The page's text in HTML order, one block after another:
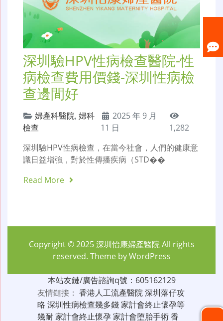
深圳驗HPV性病檢查醫院-性
病檢查費用價錢-深圳性病檢
查邊間好
婦產科醫院, 婦科
檢查
2025 年 9 月
11 日
1,282
深圳驗HPV性病檢查，在當今社會，人們的健康意
識日益增強，對於性傳播疾病（STD��
Read More
Copyright © 2025深圳怡康婦產醫院All rights
reserved. Theme byWordPress
本站友鏈/廣告諮詢q號：605162129
友情鏈接： 香港人工流產醫院深圳落仔攻
略 深圳性病檢查幾多錢家計會終止懷孕等
幾耐家計會終止懷孕家計會堕胎手術香